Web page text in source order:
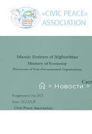
Перейти
содержимому
> Новости >